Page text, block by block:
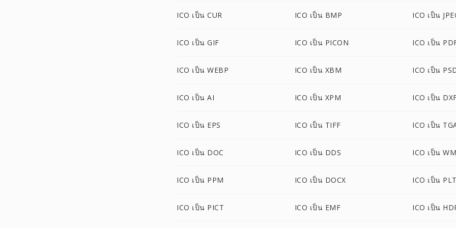
ICO เป็น CUR ICO เป็น BMP ICO เป็น
ICO เป็น GIF ICO เป็น PICON ICO เป็น
ICO เป็น WEBP ICO เป็น XBM ICO เป็น
ICO เป็น AI ICO เป็น XPM ICO เป็น
ICO เป็น EPS ICO เป็น TIFF ICO เป็น
ICO เป็น DOC ICO เป็น DDS ICO เป็น
ICO เป็น PPM ICO เป็น DOCX ICO เป็น PLT
ICO เป็น PICT ICO เป็น EMF ICO เป็น